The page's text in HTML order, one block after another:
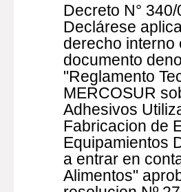
Decreto N°
Declárese
derecho interno
documento
"Reglamento
MERCOSUR
Adhesivos
Fabricacion de
Equipamientos
a entrar en
Alimentos"